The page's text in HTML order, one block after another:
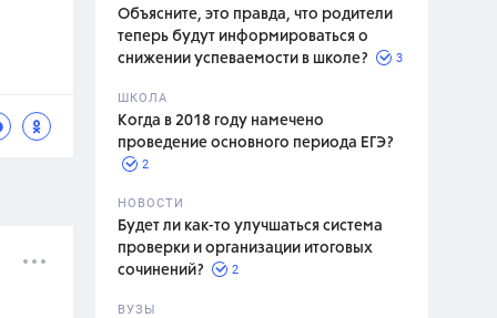
Объясните, это правда, что родители
теперь будут информироваться о
снижении успеваемости в школе?
3
ШКОЛА
Когда в 2018 году намечено
проведение основного периода ЕГЭ?
2
НОВОСТИ
Будет ли как-то улучшаться система
проверки и организации итоговых
сочинений?
2
ВУЗЫ